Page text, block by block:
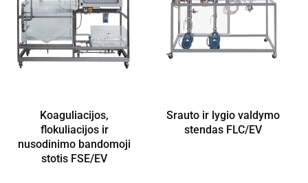
Koaguliacijos,
flokuliacijos ir
nusodinimo bandomoji
stotis FSE/EV
Srauto ir lygio valdymo
stendas FLC/EV